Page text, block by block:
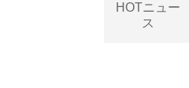
HOTニュー
ス